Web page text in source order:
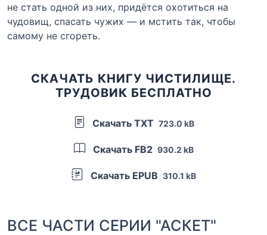
не стать одной из них, придётся охотиться на
чудовищ, спасать чужих — и мстить так, чтобы
самому не сгореть.
СКАЧАТЬ КНИГУ ЧИСТИЛИЩЕ.
ТРУДОВИК БЕСПЛАТНО
Скачать TXT 723.0 kB
Скачать FB2 930.2 kB
Скачать EPUB 310.1 kB
ВСЕ ЧАСТИ СЕРИИ "АСКЕТ"